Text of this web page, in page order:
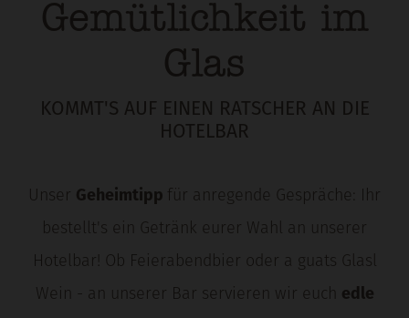
Gemütlichkeit im
Glas
KOMMT'S AUF EINEN RATSCHER AN DIE
HOTELBAR
Unser Geheimtipp für anregende Gespräche: Ihr
bestellt's ein Getränk eurer Wahl an unserer
Hotelbar! Ob Feierabendbier oder a guats Glasl
Wein - an unserer Bar servieren wir euch edle